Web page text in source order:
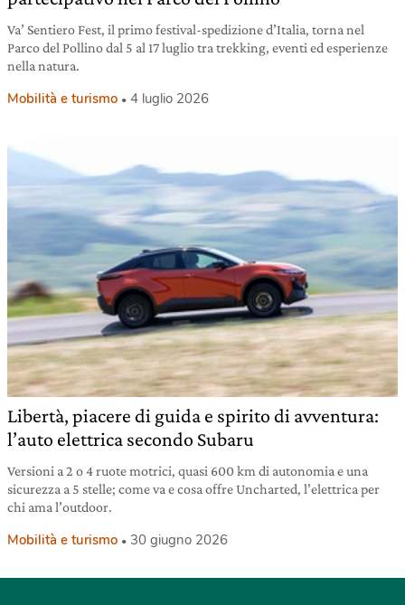
Va’ Sentiero Fest, il primo festival-spedizione d’Italia, torna nel
Parco del Pollino dal 5 al 17 luglio tra trekking, eventi ed esperienze
nella natura.
Mobilità e turismo 4 luglio 2026
Libertà, piacere di guida e spirito di avventura:
l’auto elettrica secondo Subaru
Versioni a 2 o 4 ruote motrici, quasi 600 km di autonomia e una
sicurezza a 5 stelle; come va e cosa offre Uncharted, l’elettrica per
chi ama l’outdoor.
Mobilità e turismo 30 giugno 2026